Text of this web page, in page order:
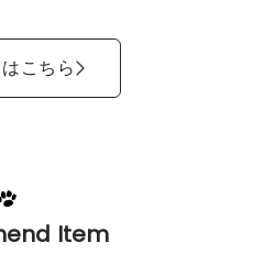
こちら
Item